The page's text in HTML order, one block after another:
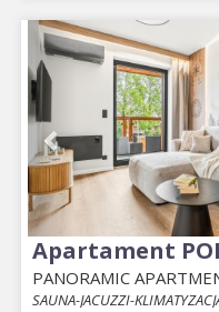
Previous
Apartament
PANORAMIC
SAUNA-JACUZZI-